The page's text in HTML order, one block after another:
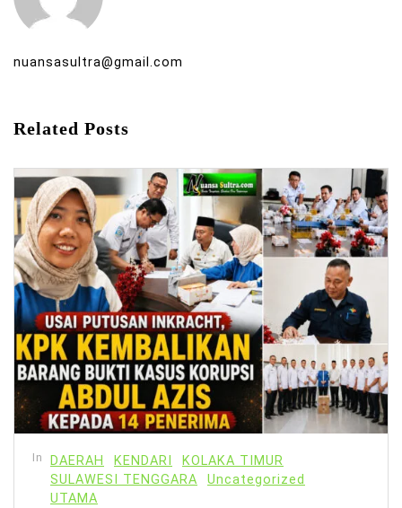
nuansasultra@gmail.com
Related Posts
In DAERAH KENDARI
KOLAKA TIMUR
SULAWESI TENGGARA
Uncategorized
UTAMA